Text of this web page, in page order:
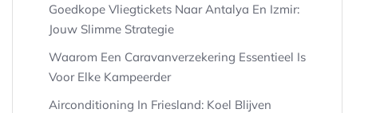
Goedkope Vliegtickets Naar Antalya En Izmir:
Jouw Slimme Strategie
Waarom Een Caravanverzekering Essentieel Is
Voor Elke Kampeerder
Airconditioning In Friesland: Koel Blijven